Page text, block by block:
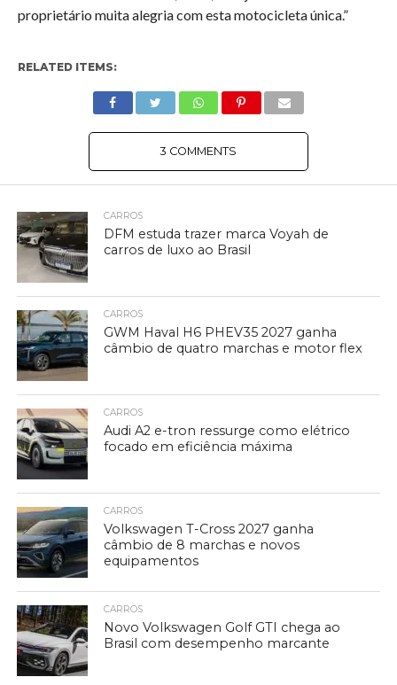
proprietário muita alegria com esta motocicleta única.”
RELATED ITEMS:
3 COMMENTS
CARROS
DFM estuda trazer marca Voyah de
carros de luxo ao Brasil
CARROS
GWM Haval H6 PHEV35 2027 ganha
câmbio de quatro marchas e motor flex
CARROS
Audi A2 e-tron ressurge como elétrico
focado em eficiência máxima
CARROS
Volkswagen T-Cross 2027 ganha
câmbio de 8 marchas e novos
equipamentos
CARROS
Novo Volkswagen Golf GTI chega ao
Brasil com desempenho marcante